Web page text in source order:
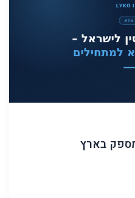
בארץ